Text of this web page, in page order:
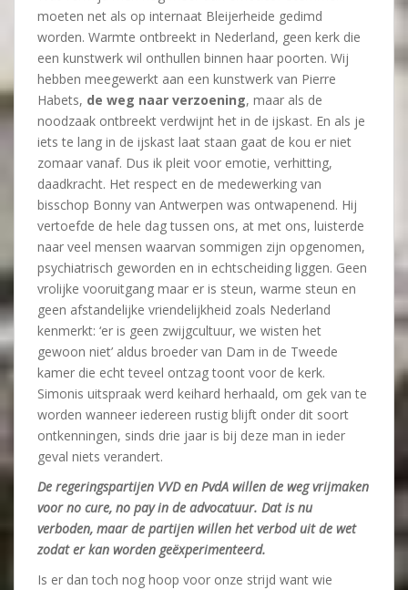
moeten net als op internaat Bleijerheide gedimd
worden. Warmte ontbreekt in Nederland, geen kerk die
een kunstwerk wil onthullen binnen haar poorten. Wij
hebben meegewerkt aan een kunstwerk van Pierre
Habets, de weg naar verzoening, maar als de
noodzaak ontbreekt verdwijnt het in de ijskast. En als je
iets te lang in de ijskast laat staan gaat de kou er niet
zomaar vanaf. Dus ik pleit voor emotie, verhitting,
daadkracht. Het respect en de medewerking van
bisschop Bonny van Antwerpen was ontwapenend. Hij
vertoefde de hele dag tussen ons, at met ons, luisterde
naar veel mensen waarvan sommigen zijn opgenomen,
psychiatrisch geworden en in echtscheiding liggen. Geen
vrolijke vooruitgang maar er is steun, warme steun en
geen afstandelijke vriendelijkheid zoals Nederland
kenmerkt: ‘er is geen zwijgcultuur, we wisten het
gewoon niet’ aldus broeder van Dam in de Tweede
kamer die echt teveel ontzag toont voor de kerk.
Simonis uitspraak werd keihard herhaald, om gek van te
worden wanneer iedereen rustig blijft onder dit soort
ontkenningen, sinds drie jaar is bij deze man in ieder
geval niets verandert.
De regeringspartijen VVD en PvdA willen de weg vrijmaken
voor no cure, no pay in de advocatuur. Dat is nu
verboden, maar de partijen willen het verbod uit de wet
zodat er kan worden geëxperimenteerd.
Is er dan toch nog hoop voor onze strijd want wie